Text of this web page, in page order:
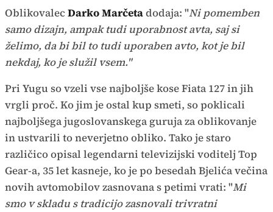
OblikovalecDarko Marčetadodaja: "Ni pomemben
samo dizajn, ampak tudi uporabnost avta, saj si
želimo, da bi bil to tudi uporaben avto, kot je bil
nekdaj, ko je služil vsem."
Pri Yugu so vzeli vse najboljše kose Fiata 127 in jih
vrgli proč. Ko jim je ostal kup smeti, so poklicali
najboljšega jugoslovanskega guruja za oblikovanje
in ustvarili to neverjetno obliko. Tako je staro
različico opisal legendarni televizijski voditelj Top
Gear-a, 35 let kasneje, ko je po besedah Bjelića večina
novih avtomobilov zasnovana s petimi vrati: "Mi
smo v skladu s tradicijo zasnovali trivratni